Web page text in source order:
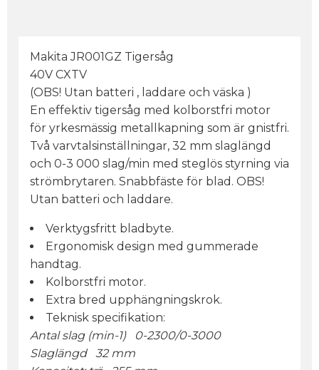
Makita JR001GZ Tigersåg
40V CXTV
(OBS! Utan batteri , laddare och väska )
En effektiv tigersåg med kolborstfri motor
för yrkesmässig metallkapning som är gnistfri.
Två varvtalsinställningar, 32 mm slaglängd
och 0-3 000 slag/min med steglös styrning via
strömbrytaren. Snabbfäste för blad. OBS!
Utan batteri och laddare.
Verktygsfritt bladbyte.
Ergonomisk design med gummerade
handtag.
Kolborstfri motor.
Extra bred upphängningskrok.
Teknisk specifikation:
Antal slag (min-1) 0-2300/0-3000
Slaglängd 32 mm